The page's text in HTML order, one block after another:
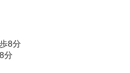
8分
分